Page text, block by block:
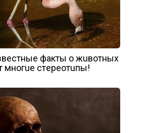
фaкты o жuвoтныx
мнoгue cтepeoтuпы!